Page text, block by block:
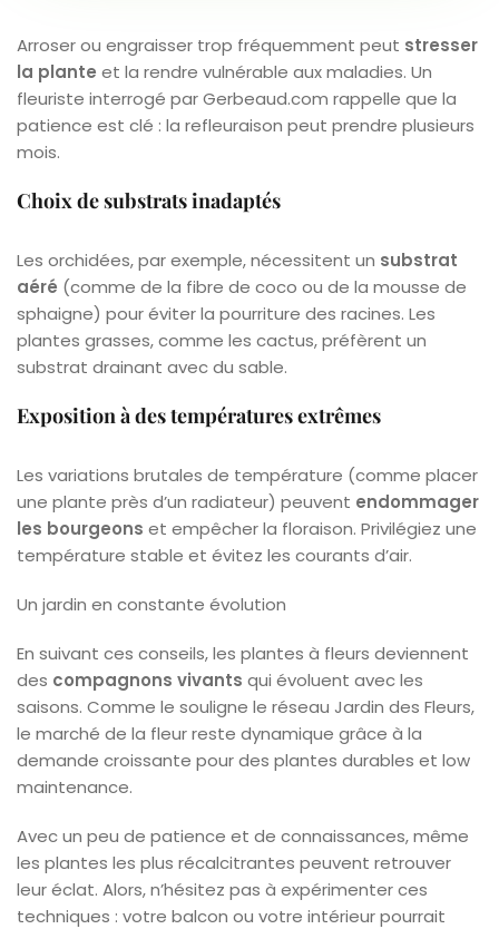
Arroser ou engraisser trop fréquemment peut stresser
la plante et la rendre vulnérable aux maladies. Un
fleuriste interrogé par Gerbeaud.com rappelle que la
patience est clé : la refleuraison peut prendre plusieurs
mois.
Choix de substrats inadaptés
Les orchidées, par exemple, nécessitent un substrat
aéré (comme de la fibre de coco ou de la mousse de
sphaigne) pour éviter la pourriture des racines. Les
plantes grasses, comme les cactus, préfèrent un
substrat drainant avec du sable.
Exposition à des températures extrêmes
Les variations brutales de température (comme placer
une plante près d’un radiateur) peuvent endommager
les bourgeons et empêcher la floraison. Privilégiez une
température stable et évitez les courants d’air.
Un jardin en constante évolution
En suivant ces conseils, les plantes à fleurs deviennent
des compagnons vivants qui évoluent avec les
saisons. Comme le souligne le réseau Jardin des Fleurs,
le marché de la fleur reste dynamique grâce à la
demande croissante pour des plantes durables et low
maintenance.
Avec un peu de patience et de connaissances, même
les plantes les plus récalcitrantes peuvent retrouver
leur éclat. Alors, n’hésitez pas à expérimenter ces
techniques : votre balcon ou votre intérieur pourrait